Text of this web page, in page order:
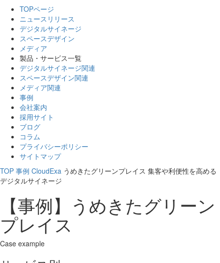
TOPページ
ニュースリリース
デジタルサイネージ
スペースデザイン
メディア
製品・サービス一覧
デジタルサイネージ関連
スペースデザイン関連
メディア関連
事例
会社案内
採用サイト
ブログ
コラム
プライバシーポリシー
サイトマップ
TOP 事例 CloudExa うめきたグリーンプレイス 集客や利便性を高める
デジタルサイネージ
【事例】うめきたグリーン
プレイス
Case example